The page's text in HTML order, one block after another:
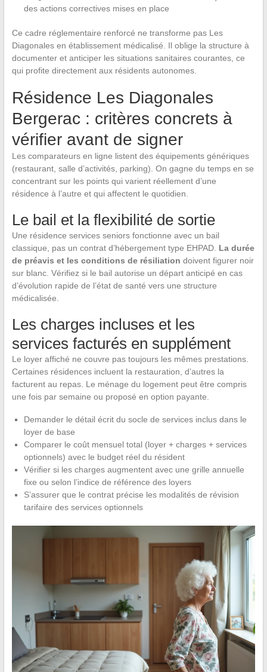
des actions correctives mises en place
Ce cadre réglementaire renforcé ne transforme pas Les
Diagonales en établissement médicalisé. Il oblige la structure à
documenter et anticiper les situations sanitaires courantes, ce
qui profite directement aux résidents autonomes.
Résidence Les Diagonales
Bergerac : critères concrets à
vérifier avant de signer
Les comparateurs en ligne listent des équipements génériques
(restaurant, salle d’activités, parking). On gagne du temps en se
concentrant sur les points qui varient réellement d’une
résidence à l’autre et qui affectent le quotidien.
Le bail et la flexibilité de sortie
Une résidence services seniors fonctionne avec un bail
classique, pas un contrat d’hébergement type EHPAD. La durée
de préavis et les conditions de résiliation doivent figurer noir
sur blanc. Vérifiez si le bail autorise un départ anticipé en cas
d’évolution rapide de l’état de santé vers une structure
médicalisée.
Les charges incluses et les
services facturés en supplément
Le loyer affiché ne couvre pas toujours les mêmes prestations.
Certaines résidences incluent la restauration, d’autres la
facturent au repas. Le ménage du logement peut être compris
une fois par semaine ou proposé en option payante.
Demander le détail écrit du socle de services inclus dans le
loyer de base
Comparer le coût mensuel total (loyer + charges + services
optionnels) avec le budget réel du résident
Vérifier si les charges augmentent avec une grille annuelle
fixe ou selon l’indice de référence des loyers
S’assurer que le contrat précise les modalités de révision
tarifaire des services optionnels